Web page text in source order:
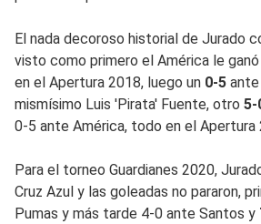
El nada decoroso historial de Jurado
visto como primero el América le ganó
en el Apertura 2018, luego un 0-5
mismísimo Luis 'Pirata' Fuente, otro 5-
0-5 ante América, todo en el Apertura
Para el torneo Guardianes 2020,
Cruz Azul y las goleadas no pararon,
Pumas y más tarde 4-0 ante Santos y